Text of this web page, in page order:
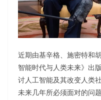
近期由基辛格、施密特和
智能时代与人类未来》出
讨人工智能及其改变人类
未来几年所必须面对的问